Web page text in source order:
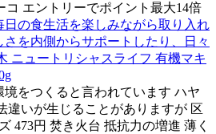
エントリーでポイント最大14倍
の食生活を楽しみながら取り入れ
を内側からサポートしたり、日々
ニュートリシャスライフ 有機マキ
をつくると言われています ハヤ
違いが生じることがありますが 区
473円 焚き火台 抵抗力の増進 薄く